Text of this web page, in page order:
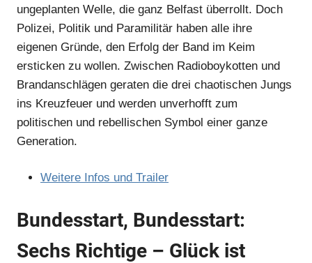
Anzeige
Anzeige
ungeplanten Welle, die ganz Belfast überrollt. Doch
Polizei, Politik und Paramilitär haben alle ihre
eigenen Gründe, den Erfolg der Band im Keim
ersticken zu wollen. Zwischen Radioboykotten und
Brandanschlägen geraten die drei chaotischen Jungs
ins Kreuzfeuer und werden unverhofft zum
politischen und rebellischen Symbol einer ganze
Generation.
Weitere Infos und Trailer
Bundesstart, Bundesstart:
Sechs Richtige – Glück ist